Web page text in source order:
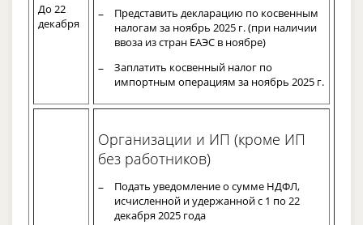
До 22
декабря
Представить декларацию по косвенным
налогам за ноябрь 2025 г. (при наличии
ввоза из стран ЕАЭС в ноябре)
Заплатить косвенный налог по
импортным операциям за ноябрь 2025 г.
Организации и ИП (кроме ИП
без работников)
Подать уведомление о сумме НДФЛ,
исчисленной и удержанной с 1 по 22
декабря 2025 года